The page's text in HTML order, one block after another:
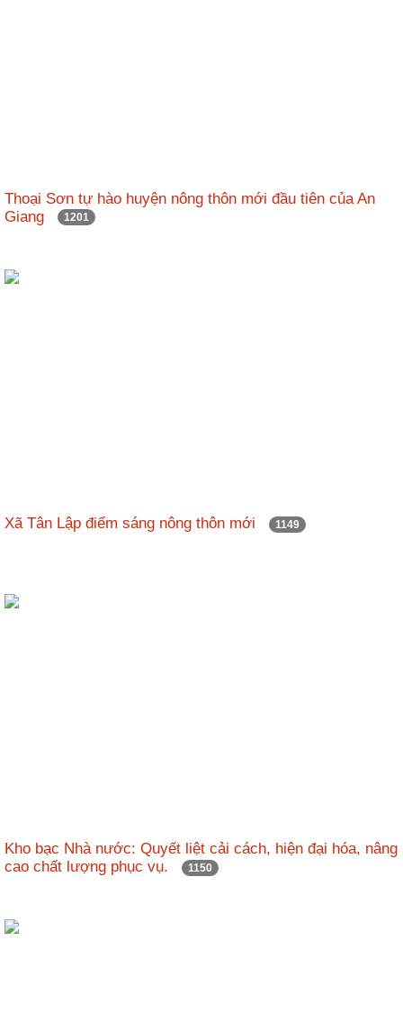
Thoại Sơn tự hào huyện nông thôn mới đầu tiên của An
Giang
1201
Xã Tân Lập điểm sáng nông thôn mới 1149
Kho bạc Nhà nước: Quyết liệt cải cách, hiện đại hóa, nâng
cao chất lượng phục vụ.
1150